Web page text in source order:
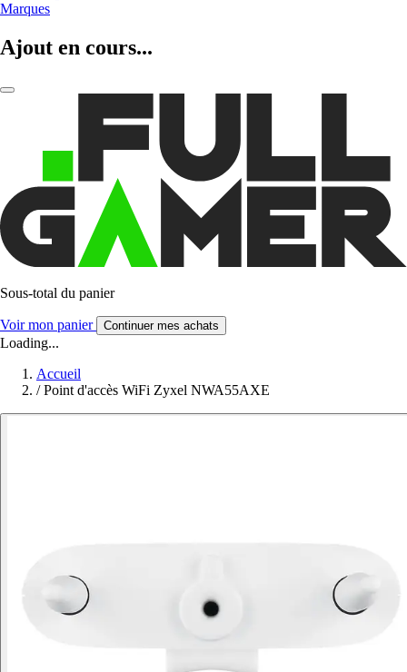
Marques
Ajout en cours...
Sous-total du panier
Voir mon panier Continuer mes achats
Loading...
Accueil
/ Point d'accès WiFi Zyxel NWA55AXE